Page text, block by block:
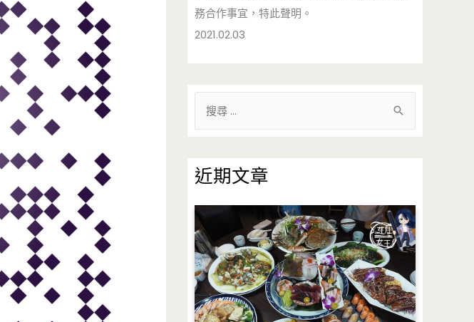
務合作事宜，特此聲明。
2021.02.03
鍵
字
:
近期文章